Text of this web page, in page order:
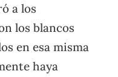
a los
los blancos
en esa misma
haya